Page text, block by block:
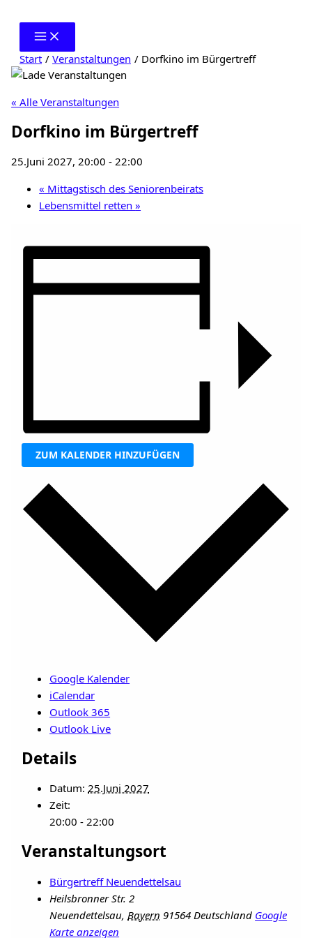
springen
Start
Veranstaltungen Dorfkino im Bürgertreff
« Alle Veranstaltungen
Dorfkino im Bürgertreff
25.Juni 2027, 20:00 -22:00
« Mittagstisch des Seniorenbeirats
Lebensmittel retten»
ZUM KALENDER HINZUFÜGEN
Google Kalender
iCalendar
Outlook 365
Outlook Live
Details
Datum: 25.Juni 2027
Zeit:
20:00 - 22:00
Veranstaltungsort
Bürgertreff Neuendettelsau
Heilsbronner Str. 2
Neuendettelsau, Bayern 91564 Deutschland Google
Karte anzeigen